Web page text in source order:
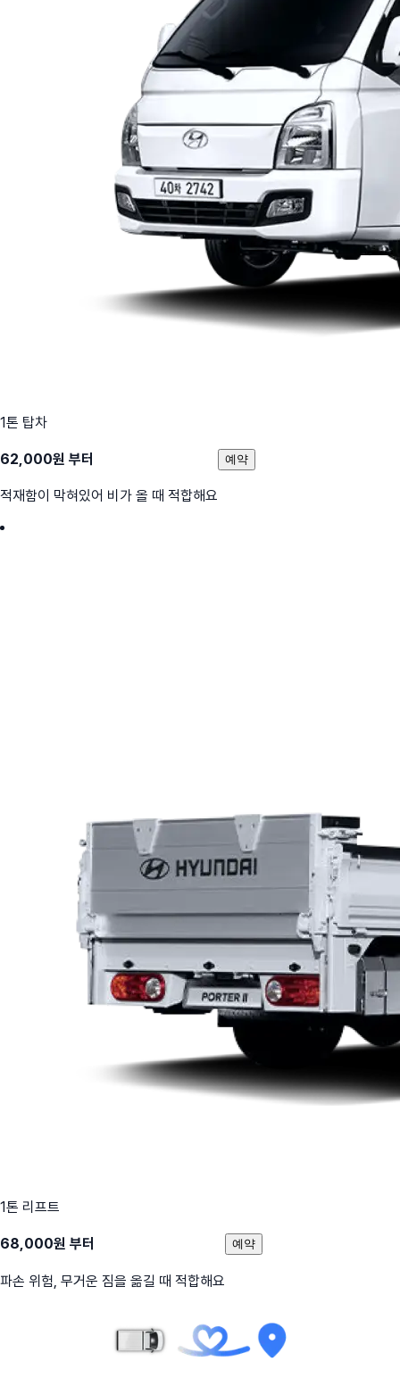
1톤 탑차
62,000원 부터
적재함이 막혀있어 비가 올 때 적합해요
예약
1톤 리프트
68,000원 부터
파손 위험, 무거운 짐을 옮길 때 적합해요
예약